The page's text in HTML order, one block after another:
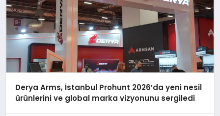
Derya Arms, İstanbul Prohunt 2026’da yeni nesil
ürünlerini ve global marka vizyonunu sergiledi